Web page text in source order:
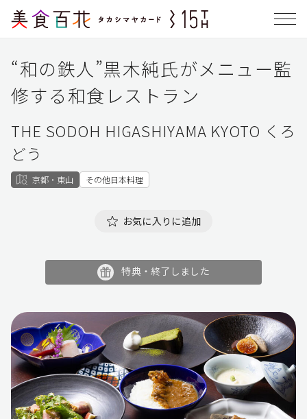
“和の鉄人”黒木純氏がメニュー監
修する和食レストラン
THE SODOH HIGASHIYAMA KYOTO くろ
どう
京都・東山 その他日本料理
お気に入りに追加
特典・終了しました